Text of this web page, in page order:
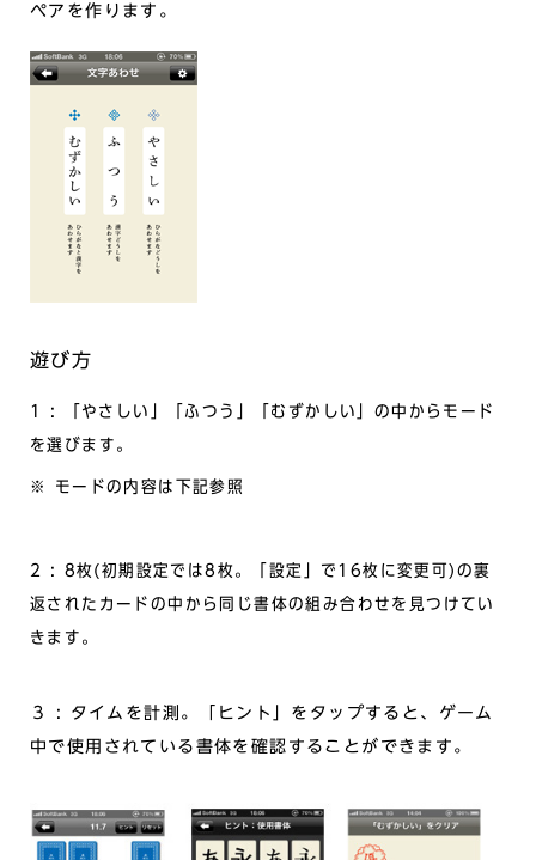
ペアを作ります。
遊び方
1 : 「やさしい」「ふつう」「むずかしい」の中からモード
を選びます。
※ モードの内容は下記参照
2 : 8枚(初期設定では8枚。「設定」で16枚に変更可)の裏
返されたカードの中から同じ書体の組み合わせを見つけてい
きます。
３ : タイムを計測。「ヒント」をタップすると、ゲーム
中で使用されている書体を確認することができます。